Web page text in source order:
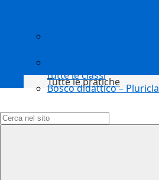
Tutte le pratiche
tutte le classi
Bosco didattico –